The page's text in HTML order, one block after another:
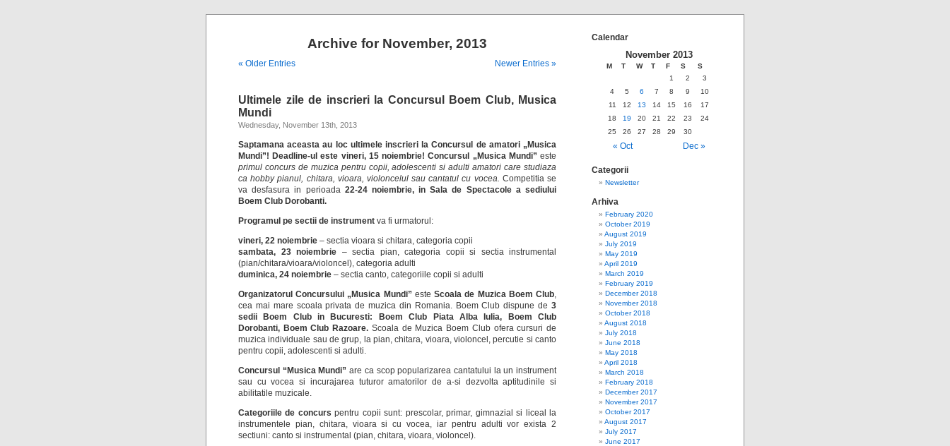
Archive for November, 2013
« Older Entries Newer Entries »
Ultimele zile de inscrieri la Concursul Boem Club, Musica
Mundi
Wednesday, November 13th, 2013
Saptamana aceasta au loc ultimele inscrieri la Concursul de amatori „Musica
Mundi”! Deadline-ul este vineri, 15 noiembrie! Concursul „Musica Mundi” este
primul concurs de muzica pentru copii, adolescenti si adulti amatori care studiaza
ca hobby pianul, chitara, vioara, violoncelul sau cantatul cu vocea. Competitia se
va desfasura in perioada 22-24 noiembrie, in Sala de Spectacole a sediului
Boem Club Dorobanti.
Programul pe sectii de instrument va fi urmatorul:
vineri, 22 noiembrie – sectia vioara si chitara, categoria copii
sambata, 23 noiembrie – sectia pian, categoria copii si sectia instrumental
(pian/chitara/vioara/violoncel), categoria adulti
duminica, 24 noiembrie – sectia canto, categoriile copii si adulti
Organizatorul Concursului „Musica Mundi” esteScoala de Muzica Boem Club,
cea mai mare scoala privata de muzica din Romania. Boem Club dispune de 3
sedii Boem Club in Bucuresti:
Boem Club Piata Alba Iulia, Boem Club
Dorobanti, Boem Club Razoare. Scoala de Muzica Boem Club ofera cursuri de
muzica individuale sau de grup, la pian, chitara, vioara, violoncel, percutie si canto
pentru copii, adolescenti si adulti.
Concursul “Musica Mundi” are ca scop popularizarea cantatului la un instrument
sau cu vocea si incurajarea tuturor amatorilor de a-si dezvolta aptitudinile si
abilitatile muzicale.
Categoriile de concurs pentru copii sunt: prescolar, primar, gimnazial si liceal la
instrumentele pian, chitara, vioara si cu vocea, iar pentru adulti vor exista 2
sectiuni: canto si instrumental (pian, chitara, vioara, violoncel).
Calendar
November 2013
M T W T F S S
« Oct Dec »
1 2
3
4
5 6 7 8 9
10
11
12 13 14 15 16
17
18
19 20 21 22 23
24
25
26 27 28 29 30
Categorii
Newsletter
Arhiva
February 2020
October 2019
August 2019
July 2019
May 2019
April 2019
March 2019
February 2019
December 2018
November 2018
October 2018
August 2018
July 2018
June 2018
May 2018
April 2018
March 2018
February 2018
December 2017
November 2017
October 2017
August 2017
July 2017
June 2017